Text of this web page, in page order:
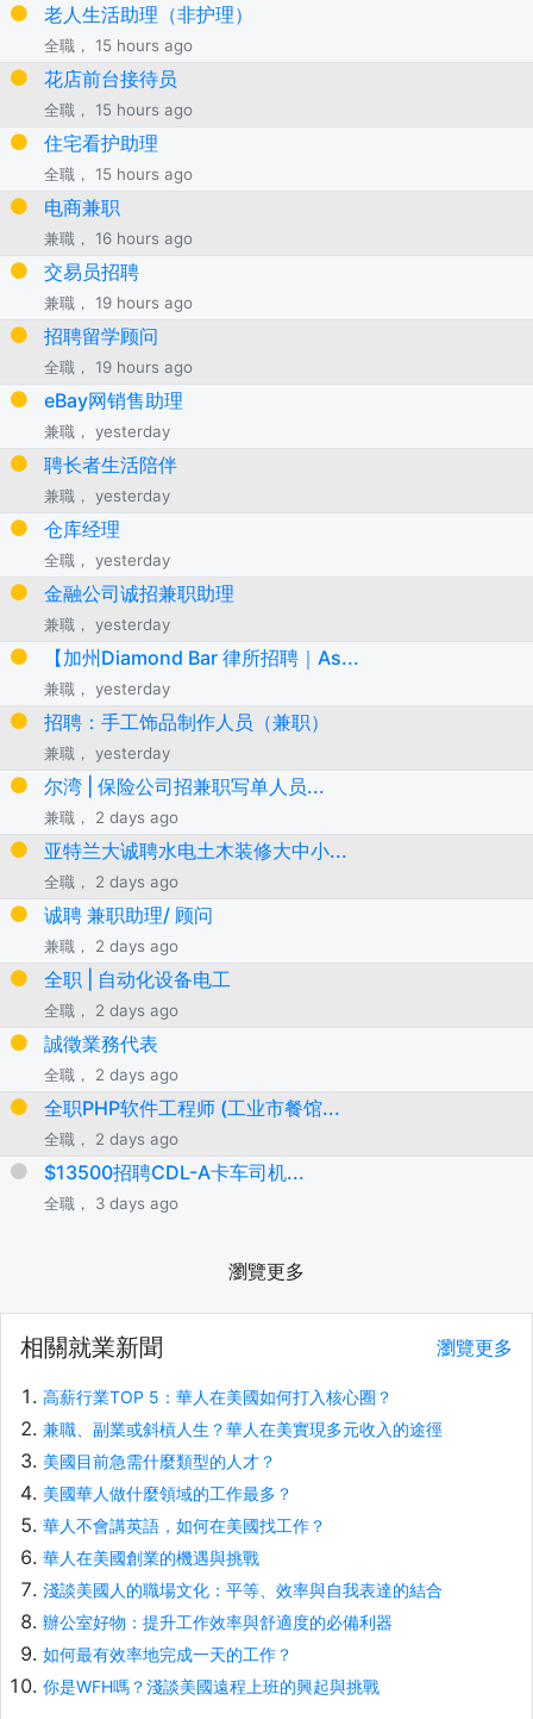
老人生活助理（非护理）
全職， 15 hours ago
花店前台接待员
全職， 15 hours ago
住宅看护助理
全職， 15 hours ago
电商兼职
兼職， 16 hours ago
交易员招聘
兼職， 19 hours ago
招聘留学顾问
全職， 19 hours ago
eBay网销售助理
兼職， yesterday
聘长者生活陪伴
兼職， yesterday
仓库经理
全職， yesterday
金融公司诚招兼职助理
兼職， yesterday
【加州Diamond Bar 律所招聘｜As...
兼職， yesterday
招聘：手工饰品制作人员（兼职）
兼職， yesterday
尔湾 | 保险公司招兼职写单人员...
兼職， 2 days ago
亚特兰大诚聘水电土木装修大中小...
全職， 2 days ago
诚聘 兼职助理/ 顾问
兼職， 2 days ago
全职 | 自动化设备电工
全職， 2 days ago
誠徵業務代表
全職， 2 days ago
全职PHP软件工程师 (工业市餐馆...
全職， 2 days ago
$13500招聘CDL-A卡车司机...
全職， 3 days ago
瀏覽更多
相關就業新聞 瀏覽更多
高薪行業TOP 5：華人在美國如何打入核心圈？
兼職、副業或斜槓人生？華人在美實現多元收入的途徑
美國目前急需什麼類型的人才？
美國華人做什麼領域的工作最多？
華人不會講英語，如何在美國找工作？
華人在美國創業的機遇與挑戰
淺談美國人的職場文化：平等、效率與自我表達的結合
辦公室好物：提升工作效率與舒適度的必備利器
如何最有效率地完成一天的工作？
你是WFH嗎？淺談美國遠程上班的興起與挑戰